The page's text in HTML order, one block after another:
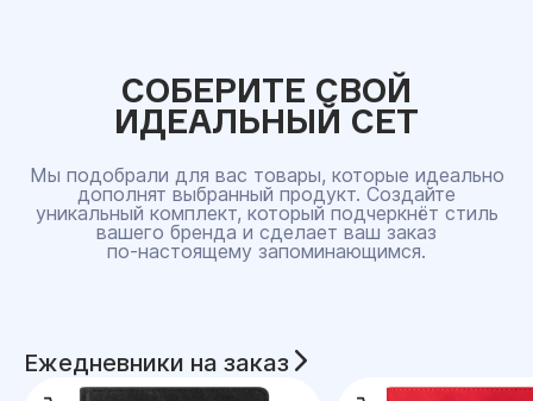
СОБЕРИТЕ СВОЙ
ИДЕАЛЬНЫЙ СЕТ
Мы подобрали для вас товары, которые идеально
дополнят выбранный продукт. Создайте
уникальный комплект, который подчеркнёт стиль
вашего бренда и сделает ваш заказ
по‑настоящему запоминающимся.
Ежедневники на заказ